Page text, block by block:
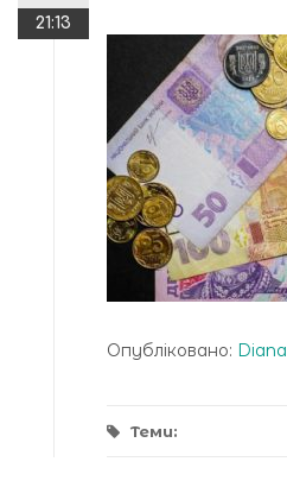
21:13
Опубліковано: Diana
Теми: